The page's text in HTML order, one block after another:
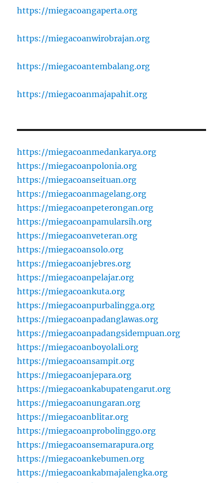
https://miegacoangaperta.org
https://miegacoanwirobrajan.org
https://miegacoantembalang.org
https://miegacoanmajapahit.org
https://miegacoanmedankarya.org
https://miegacoanpolonia.org
https://miegacoanseituan.org
https://miegacoanmagelang.org
https://miegacoanpeterongan.org
https://miegacoanpamularsih.org
https://miegacoanveteran.org
https://miegacoansolo.org
https://miegacoanjebres.org
https://miegacoanpelajar.org
https://miegacoankuta.org
https://miegacoanpurbalingga.org
https://miegacoanpadanglawas.org
https://miegacoanpadangsidempuan.org
https://miegacoanboyolali.org
https://miegacoansampit.org
https://miegacoanjepara.org
https://miegacoankabupatengarut.org
https://miegacoanungaran.org
https://miegacoanblitar.org
https://miegacoanprobolinggo.org
https://miegacoansemarapura.org
https://miegacoankebumen.org
https://miegacoankabmajalengka.org